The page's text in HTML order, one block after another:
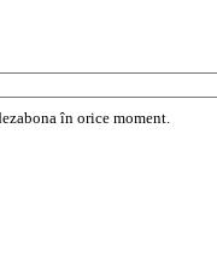
în orice moment.